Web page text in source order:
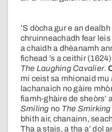
’S dòcha gur e an
chruinneachadh fear
a chaidh a dhèanamh
fichead ’s a ceithir
The Laughing Cavalier.
mi ceist sa mhionaid mu
lachanaich no gàire
fiamh-ghàire de sheòrs’
Smiling no The
bhith air, chanainn, seach
Tha a stais, a tha a’ dol